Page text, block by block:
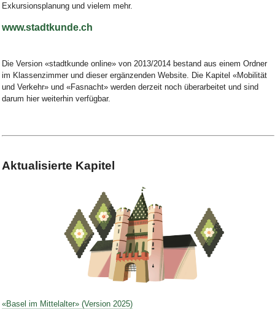
Exkursionsplanung und vielem mehr.
www.stadtkunde.ch
Die Version «stadtkunde online» von 2013/2014 bestand aus einem Ordner
im Klassenzimmer und dieser ergänzenden Website. Die Kapitel «Mobilität
und Verkehr» und «Fasnacht» werden derzeit noch überarbeitet und sind
darum hier weiterhin verfügbar.
Aktualisierte Kapitel
«Basel im Mittelalter» (Version 2025)